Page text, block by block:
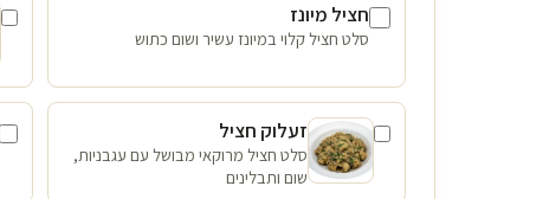
חציל מיונז
סלט חציל קלוי במיונז עשיר ושום כתוש
זעלוק חציל
סלט חציל מרוקאי מבושל עם עגבניות,
שום ותבלינים